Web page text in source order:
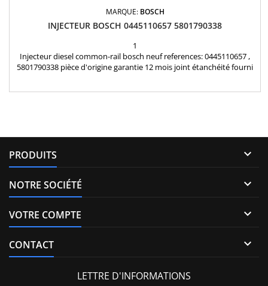
MARQUE: BOSCH
INJECTEUR BOSCH 0445110657 5801790338
1
Injecteur diesel common-rail bosch neuf references: 0445110657 ,
5801790338 pièce d'origine garantie 12 mois joint étanchéité fourni
PRODUITS 
NOTRE SOCIÉTÉ 
VOTRE COMPTE 
CONTACT 
LETTRE D'INFORMATIONS